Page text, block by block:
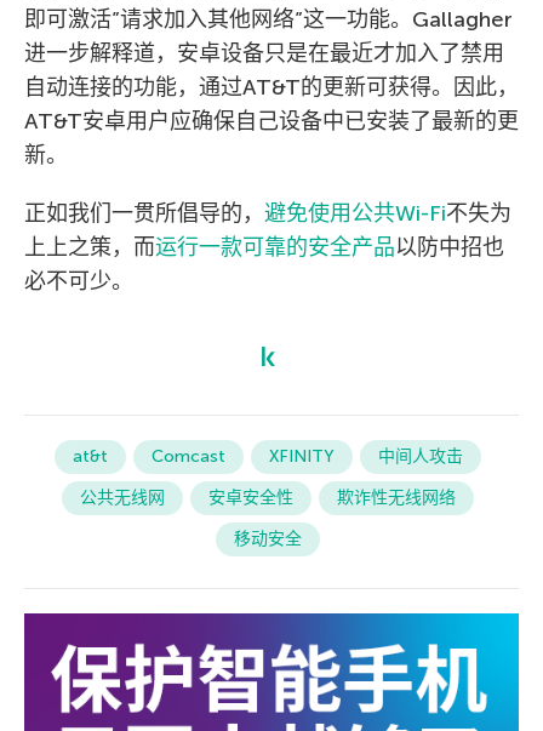
即可激活”请求加入其他网络”这一功能。Gallagher
进一步解释道，安卓设备只是在最近才加入了禁用
自动连接的功能，通过AT&T的更新可获得。因此，
AT&T安卓用户应确保自己设备中已安装了最新的更
新。
正如我们一贯所倡导的， 避免使用公共Wi-Fi不失为
上上之策，而运行一款可靠的安全产品以防中招也
必不可少。
at&t Comcast XFINITY
中间人攻击
公共无线网
安卓安全性
欺诈性无线网络
移动安全